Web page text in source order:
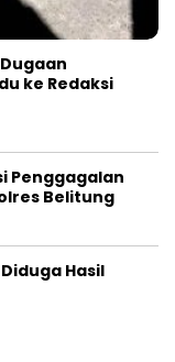
ke Redaksi
Penggagalan
Belitung
Hasil